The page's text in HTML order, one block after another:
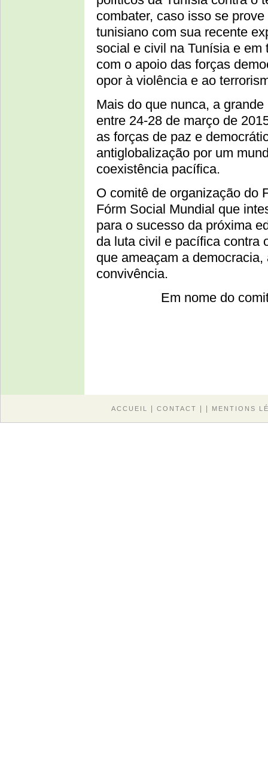
combater, caso isso se
tunisiano com sua recente
social e civil na Tunísia e em
com o apoio das forças
opor à violência e ao
Mais do que nunca, a
entre 24-28 de março de
as forças de paz e
antiglobalização por um
coexistência pacífica.
O comitê de organização do
Fórm Social Mundial que
para o sucesso da próxima
da luta civil e pacífica contra
que ameaçam a
convivência.
Em nome do
ACCUEIL CONTACT MENTIONS